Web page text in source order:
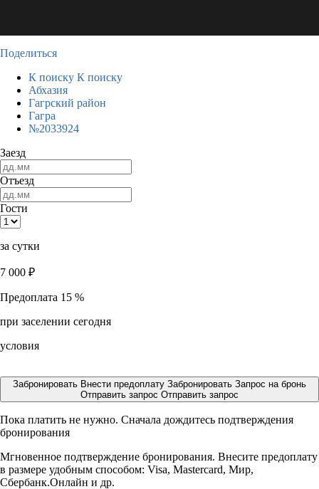
Поделиться
К поиску К поиску
Абхазия
Гагрский район
Гагра
№2033924
Заезд
Отъезд
Гости
за сутки
7 000 ₽
Предоплата 15 %
при заселении сегодня
условия
Забронировать Внести предоплату Забронировать Запрос на бронь
Отправить запрос Отправить запрос
Пока платить не нужно. Сначала дождитесь подтверждения
бронирования
Мгновенное подтверждение бронирования. Внесите предоплату
в размере удобным способом: Visa, Mastercard, Мир,
Сбербанк.Онлайн и др.